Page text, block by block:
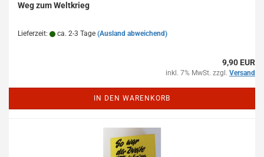
Weg zum Weltkrieg
Lieferzeit: ca. 2-3 Tage (Ausland abweichend)
9,90 EUR
inkl. 7% MwSt. zzgl. Versand
IN DEN WARENKORB